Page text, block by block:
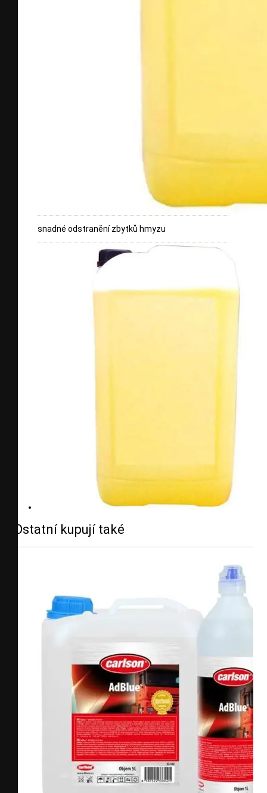
snadné odstranění zbytků hmyzu
Ostatní kupují také